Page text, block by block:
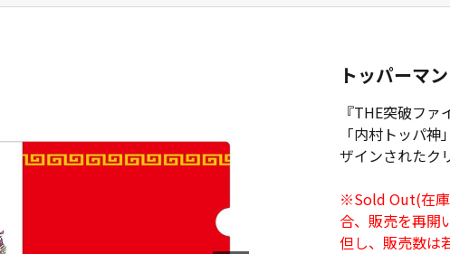
トッパーマ
『THE突破フ
「内村トッパ
ザインされたク
※Sold Out(在庫
合、販売を再開
但し、販売数は